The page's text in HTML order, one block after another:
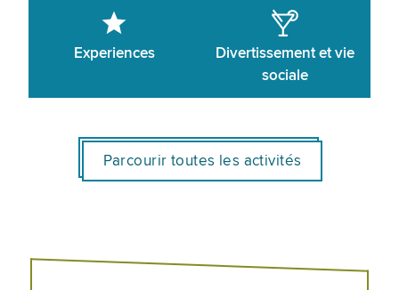
Experiences
Divertissement et vie
sociale
Parcourir toutes les activités